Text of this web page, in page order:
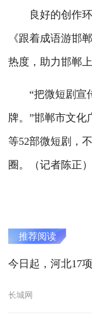
良好的创作环
《跟着成语游邯
热度，助力邯郸
“把微短剧宣传
牌。”邯郸市文化
等52部微短剧，
圈。（记者陈正）
推荐阅读
今日起，河北17
长城网